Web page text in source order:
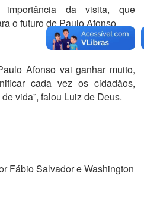
da visita, que
o futuro de Paulo Afonso.
Afonso vai ganhar muito,
cada vez os cidadãos,
vida”, falou Luiz de Deus.
Fábio Salvador e Washington